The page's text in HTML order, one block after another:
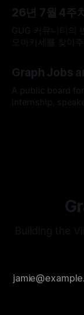
Integrating
GraphsLarge
knowledge-
outdated
26년 7월 4주
GUG 커뮤니티의 반가운 소식 * 오랜
오마카세를 찾아
Group)에 정말 반
GUG가 2026 오픈
습니다. 7월 25일(
Graph Jobs
A public board
internship,